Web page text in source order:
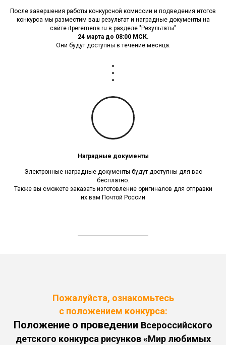
После завершения работы конкурсной комиссии и подведения итогов
конкурса мы разместим ваш результат и наградные документы на
сайте itperemena.ru в разделе "Результаты"
24 марта до 08:00 МСК.
Они будут доступны в течение месяца.
Наградные документы
Электронные наградные документы будут доступны для вас
бесплатно.
Также вы cможете заказать изготовление оригиналов для отправки
их вам Почтой России
Пожалуйста, ознакомьтесь
с положением конкурса:
Положение о проведении Всероссийского
детского конкурса рисунков «Мир любимых